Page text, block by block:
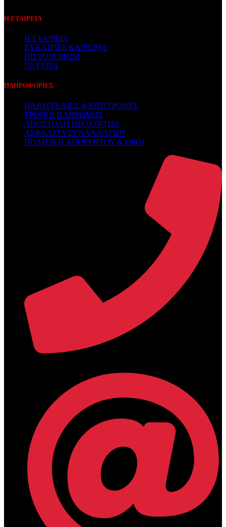
Η ΕΤΑΙΡΕΙΑ
Η ΕΤΑΙΡΕΙΑ
ΕΥΚΑΙΡΙΕΣ ΚΑΡΙΕΡΑΣ
ΠΙΣΤΟΠΟΙΗΣΗ
ΕΝΤΥΠΑ
ΠΛΗΡΟΦΟΡΙΕΣ
ΠΑΡΑΓΓΕΛΙΕΣ & ΕΠΙΣΤΡΟΦΕΣ
ΤΡΟΠΟΙ ΠΛΗΡΩΜΗΣ
ΑΠΟΣΤΟΛΗ ΠΡΟΪΟΝΤΩΝ
ΑΣΦΑΛΕΙΑ ΣΥΝΑΛΛΑΓΩΝ
ΠΟΛΙΤΙΚΗ ΑΠΟΡΡΗΤΟΥ & ΟΡΟΙ